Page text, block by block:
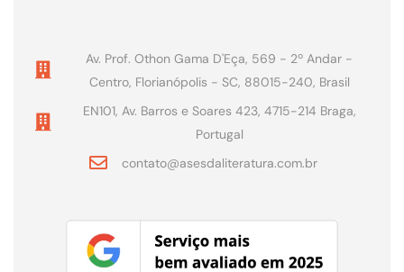
Av. Prof. Othon Gama D'Eça, 569 - 2º Andar -
Centro, Florianópolis - SC, 88015-240, Brasil
EN101, Av. Barros e Soares 423, 4715-214 Braga,
Portugal
contato@asesdaliteratura.com.br